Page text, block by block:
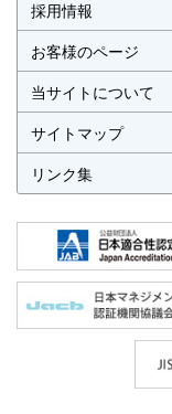
採用情報
お客様のページ
当サイトについて
サイトマップ
リンク集